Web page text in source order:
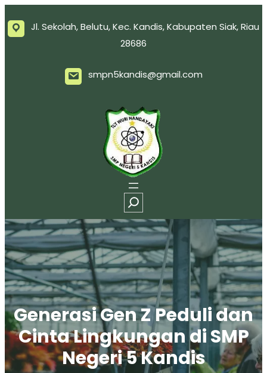
Jl. Sekolah, Belutu, Kec. Kandis, Kabupaten Siak, Riau
28686
smpn5kandis@gmail.com
S
e
a
r
c
h
Generasi Gen Z Peduli dan
Cinta Lingkungan di SMP
Negeri 5 Kandis